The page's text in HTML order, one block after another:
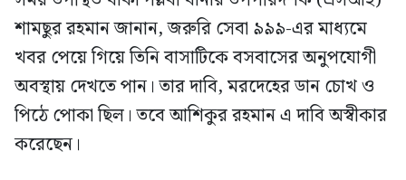
শামছুর রহমান জানান, জরুরি সেবা ৯৯৯-এর মাধ্যমে
খবর পেয়ে গিয়ে তিনি বাসাটিকে বসবাসের অনুপযোগী
অবস্থায় দেখতে পান। তার দাবি, মরদেহের ডান চোখ ও
পিঠে পোকা ছিল। তবে আশিকুর রহমান এ দাবি অস্বীকার
করেছেন।